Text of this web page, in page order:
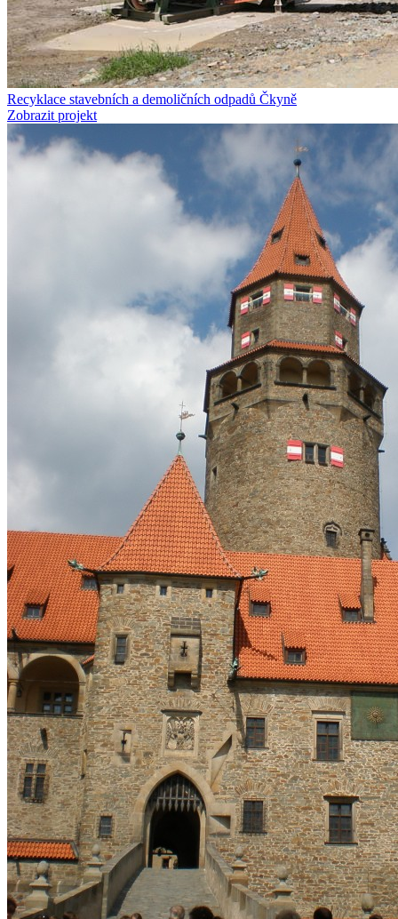
Recyklace stavebních a demoličních odpadů Čkyně
Zobrazit projekt